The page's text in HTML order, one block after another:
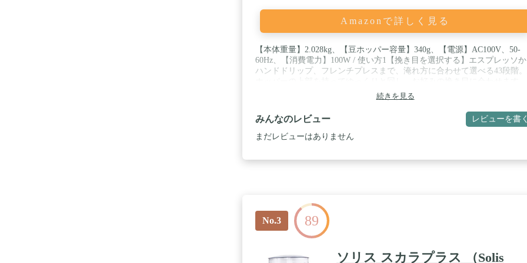
Amazonで詳しく見る
【本体重量】2.028kg、【豆ホッパー容量】340g、【電源】AC100V、50-
60Hz、【消費電力】100W / 使い方1【挽き目を選択する】エスプレッソか
ハンドドリップ、フレンチプレスまで、淹れ方に合わせて選べる43段階。
使い方2【ホッパーにコーヒー豆を入れる】豆ホッパーの容量は約340gとた
っぷり入ります。 / 使い方3【挽き時間を選択する】挽きたい量に合わせて
ダイヤルを回し、秒数を設定。約5秒で1杯分、最大30秒まで設定可能。
選択された秒数は次回以降も反映されるので設定し直す必要はありません /
使い方4【OXOボタンを押してスタート】セットしたタイマーに到達する
続きを見る
みんなのレビュー レビューを書く
まだレビューはありません
No.3 89
ソリス スカラプラス （Solis